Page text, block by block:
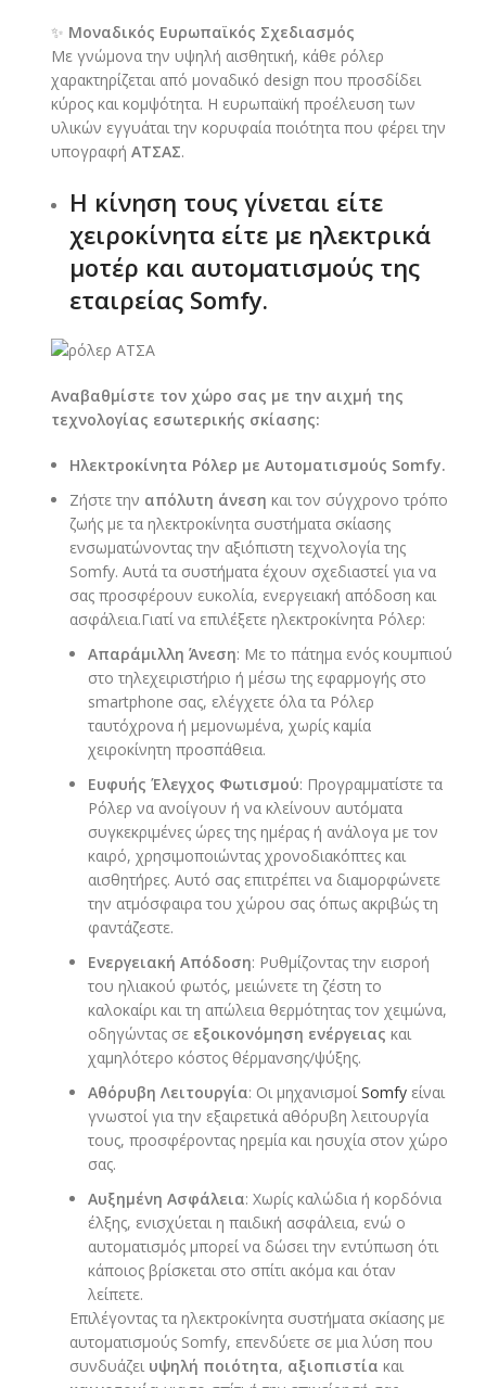
✨ Μοναδικός Ευρωπαϊκός Σχεδιασμός
Με γνώμονα την υψηλή αισθητική, κάθε ρόλερ
χαρακτηρίζεται από μοναδικό design που προσδίδει
κύρος και κομψότητα. Η ευρωπαϊκή προέλευση των
υλικών εγγυάται την κορυφαία ποιότητα που φέρει την
υπογραφή ΑΤΣΑΣ.
Η κίνηση τους γίνεται είτε
χειροκίνητα είτε με ηλεκτρικά
μοτέρ και αυτοματισμούς της
εταιρείας Somfy.
Αναβαθμίστε τον χώρο σας με την αιχμή της
τεχνολογίας εσωτερικής σκίασης:
Ηλεκτροκίνητα Ρόλερ με Αυτοματισμούς Somfy.
Ζήστε την απόλυτη άνεση και τον σύγχρονο τρόπο
ζωής με τα ηλεκτροκίνητα συστήματα σκίασης
ενσωματώνοντας την αξιόπιστη τεχνολογία της
Somfy. Αυτά τα συστήματα έχουν σχεδιαστεί για να
σας προσφέρουν ευκολία, ενεργειακή απόδοση και
ασφάλεια.Γιατί να επιλέξετε ηλεκτροκίνητα Ρόλερ:
Απαράμιλλη Άνεση: Με το πάτημα ενός κουμπιού
στο τηλεχειριστήριο ή μέσω της εφαρμογής στο
smartphone σας, ελέγχετε όλα τα Ρόλερ
ταυτόχρονα ή μεμονωμένα, χωρίς καμία
χειροκίνητη προσπάθεια.
Ευφυής Έλεγχος Φωτισμού: Προγραμματίστε τα
Ρόλερ να ανοίγουν ή να κλείνουν αυτόματα
συγκεκριμένες ώρες της ημέρας ή ανάλογα με τον
καιρό, χρησιμοποιώντας χρονοδιακόπτες και
αισθητήρες. Αυτό σας επιτρέπει να διαμορφώνετε
την ατμόσφαιρα του χώρου σας όπως ακριβώς τη
φαντάζεστε.
Ενεργειακή Απόδοση: Ρυθμίζοντας την εισροή
του ηλιακού φωτός, μειώνετε τη ζέστη το
καλοκαίρι και τη απώλεια θερμότητας τον χειμώνα,
οδηγώντας σε εξοικονόμηση ενέργειας και
χαμηλότερο κόστος θέρμανσης/ψύξης.
Αθόρυβη Λειτουργία: Οι μηχανισμοί Somfy είναι
γνωστοί για την εξαιρετικά αθόρυβη λειτουργία
τους, προσφέροντας ηρεμία και ησυχία στον χώρο
σας.
Αυξημένη Ασφάλεια: Χωρίς καλώδια ή κορδόνια
έλξης, ενισχύεται η παιδική ασφάλεια, ενώ ο
αυτοματισμός μπορεί να δώσει την εντύπωση ότι
κάποιος βρίσκεται στο σπίτι ακόμα και όταν
λείπετε.
Επιλέγοντας τα ηλεκτροκίνητα συστήματα σκίασης με
αυτοματισμούς Somfy, επενδύετε σε μια λύση που
συνδυάζει υψηλή ποιότητα, αξιοπιστία και